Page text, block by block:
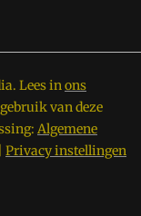
Lees inons
van deze
Algemene
Privacy instellingen